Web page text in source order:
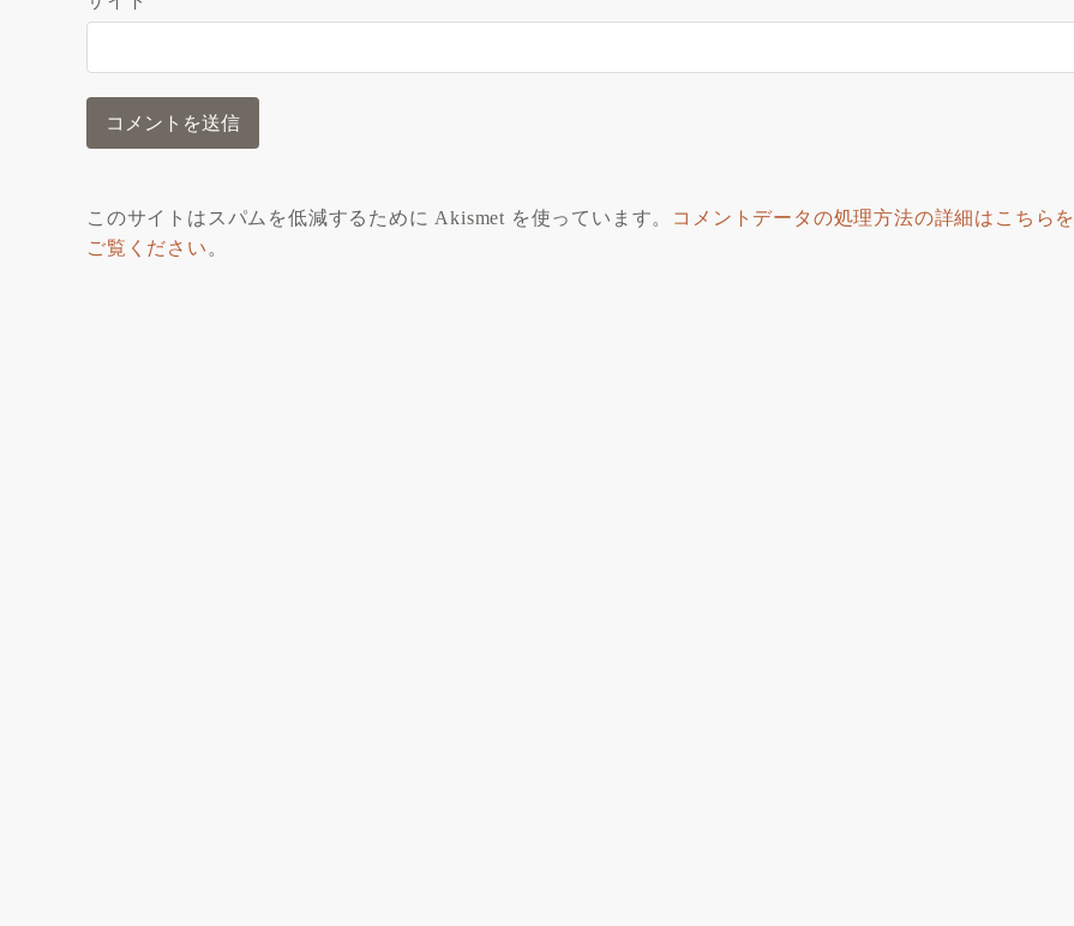
このサイトはスパムを低減するために Akismet を使っています。
コメントデータの処理方法の詳細はこちらを
ご覧ください 。